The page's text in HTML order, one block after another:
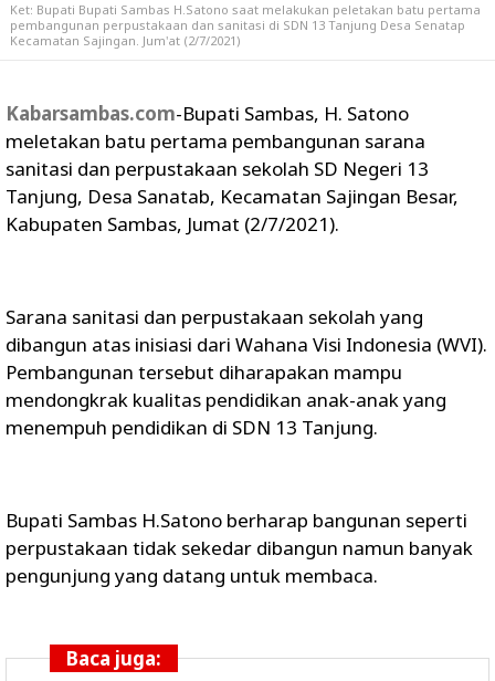
Ket: Bupati Bupati Sambas H.Satono saat melakukan peletakan batu pertama
pembangunan perpustakaan dan sanitasi di SDN 13 Tanjung Desa Senatap
Kecamatan Sajingan. Jum'at (2/7/2021)
Kabarsambas.com-Bupati Sambas, H. Satono
meletakan batu pertama pembangunan sarana
sanitasi dan perpustakaan sekolah SD Negeri 13
Tanjung, Desa Sanatab, Kecamatan Sajingan Besar,
Kabupaten Sambas, Jumat (2/7/2021).
Sarana sanitasi dan perpustakaan sekolah yang
dibangun atas inisiasi dari Wahana Visi Indonesia (WVI).
Pembangunan tersebut diharapakan mampu
mendongkrak kualitas pendidikan anak-anak yang
menempuh pendidikan di SDN 13 Tanjung.
Bupati Sambas H.Satono berharap bangunan seperti
perpustakaan tidak sekedar dibangun namun banyak
pengunjung yang datang untuk membaca.
Baca juga: